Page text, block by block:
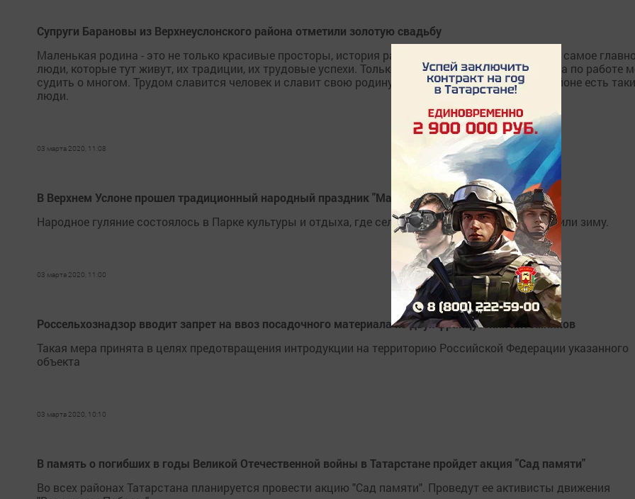
Супруги Барановы из Верхнеуслонского района отметили золотую свадьбу
Маленькая родина - это не только красивые просторы, история района или села, но еще и вера, а самое
люди, которые тут живут, их традиции, их трудовые успехи. Только труд делает человека добрее, а по работе
судить о многом. Трудом славится человек и славит свою родину. И как хорошо, что в нашем районе есть
люди.
03 марта 2020, 11:08
В Верхнем Услоне прошел традиционный народный праздник "Масленица" (Фоторепортаж)
Народное гуляние состоялось в Парке культуры и отдыха, где сельчане дружно и весело проводили зиму.
03 марта 2020, 11:00
Россельхознадзор вводит запрет на ввоз посадочного материала из двух французских питомников
Такая мера принята в целях предотвращения интродукции на территорию Российской Федерации указанного
объекта
03 марта 2020, 10:10
В память о погибших в годы Великой Отечественной войны в Татарстане пройдет акция "Сад памяти"
Во всех районах Татарстана планируется провести акцию "Сад памяти". Проведут ее активисты движения